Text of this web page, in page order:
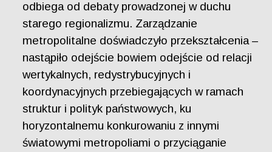
odbiega od debaty prowadzonej w duchu
starego regionalizmu. Zarządzanie
metropolitalne doświadczyło przekształcenia –
nastąpiło odejście bowiem odejście od relacji
wertykalnych, redystrybucyjnych i
koordynacyjnych przebiegających w ramach
struktur i polityk państwowych, ku
horyzontalnemu konkurowaniu z innymi
światowymi metropoliami o przyciąganie